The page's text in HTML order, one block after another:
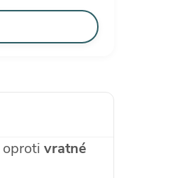
oproti vratné